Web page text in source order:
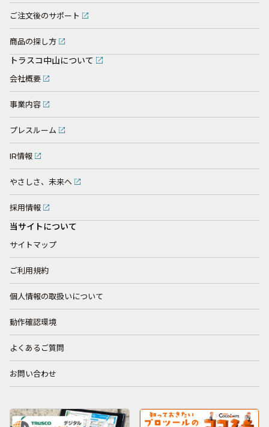
ご注文後のサポート
商品の探し方
トラスコ中山について
会社概要
事業内容
プレスルーム
IR情報
やさしさ、未来へ
採用情報
当サイトについて
サイトマップ
ご利用規約
個人情報の取扱いについて
動作確認環境
よくあるご質問
お問い合わせ